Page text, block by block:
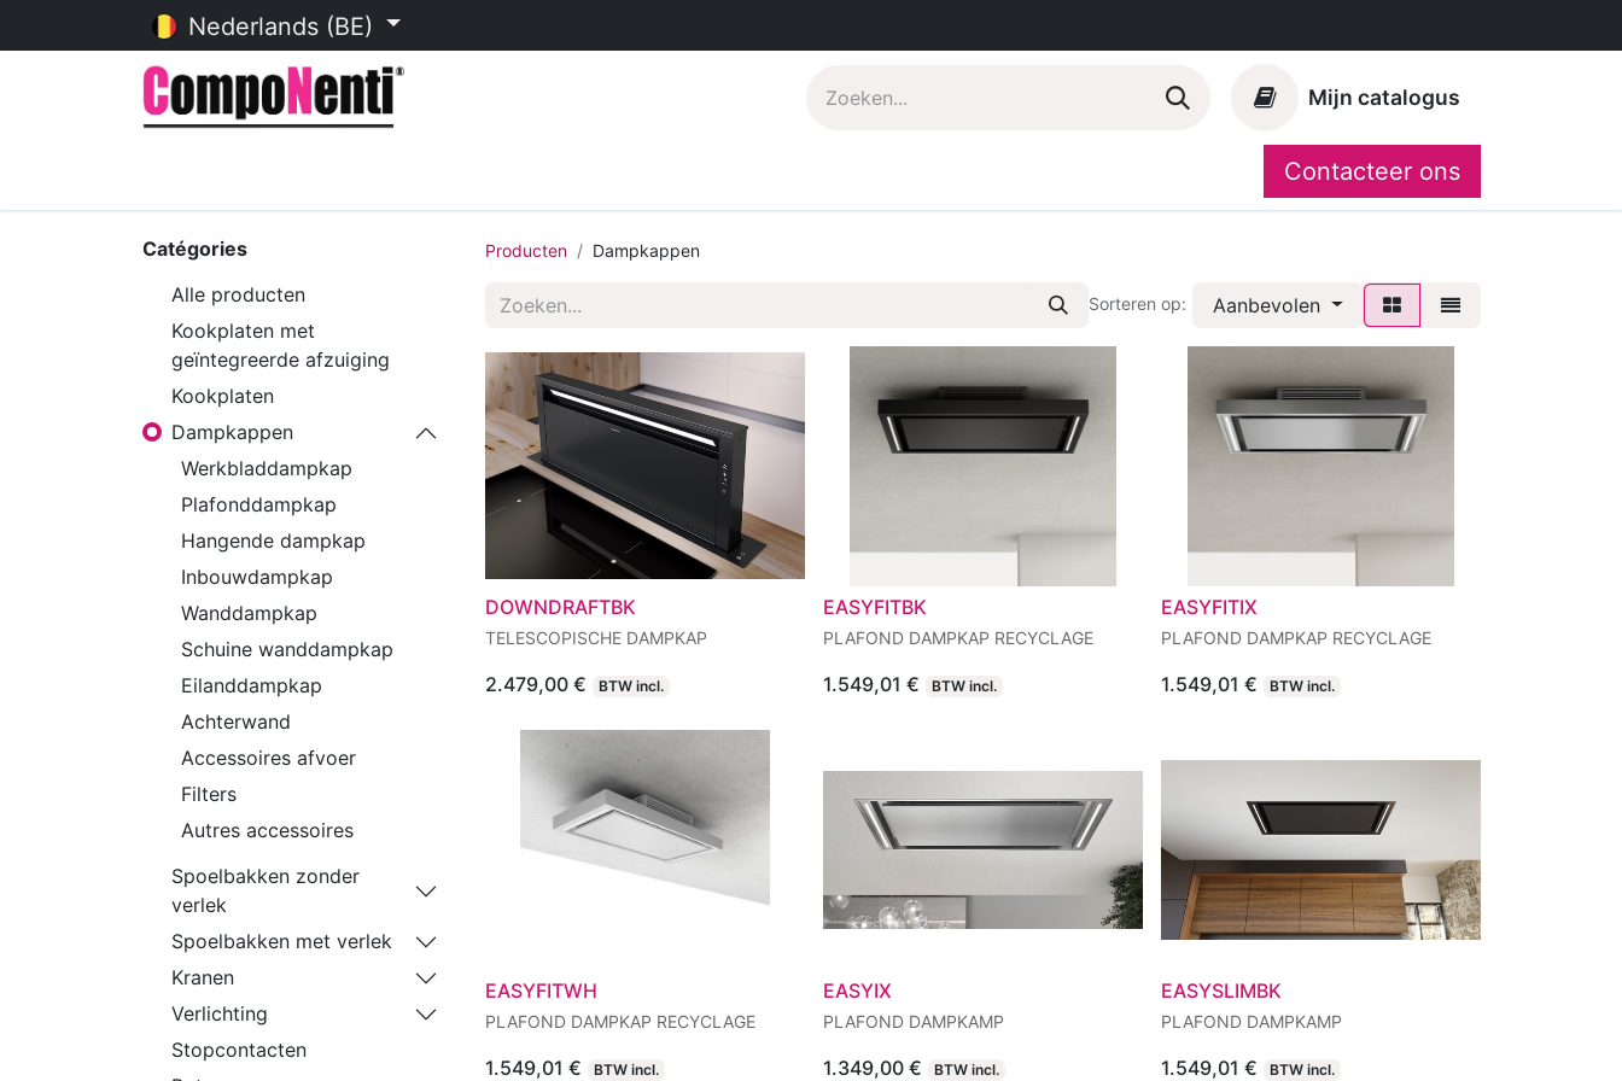
Nederlands (BE)
Mijn catalogus
CompoShop
Contacteer ons
Catégories
Alle producten
Kookplaten met
geïntegreerde afzuiging
Kookplaten
Dampkappen
Werkbladdampkap
Plafonddampkap
Hangende dampkap
Inbouwdampkap
Wanddampkap
Schuine wanddampkap
Eilanddampkap
Achterwand
Accessoires afvoer
Filters
Autres accessoires
Spoelbakken zonder
verlek
Spoelbakken met verlek
Kranen
Verlichting
Stopcontacten
Producten Dampkappen
Sorteren op: Aanbevolen
DOWNDRAFTBK
TELESCOPISCHE DAMPKAP
2.479,00 € BTW incl.
EASYFITBK
PLAFOND DAMPKAP RECYCLAGE
1.549,01 € BTW incl.
EASYFITIX
PLAFOND DAMPKAP RECYCLAGE
1.549,01 € BTW incl.
EASYFITWH
PLAFOND DAMPKAP RECYCLAGE
1.549,01 € BTW incl.
EASYIX
PLAFOND DAMPKAMP
1.349,00 € BTW incl.
EASYSLIMBK
PLAFOND DAMPKAMP
1.549,01 € BTW incl.